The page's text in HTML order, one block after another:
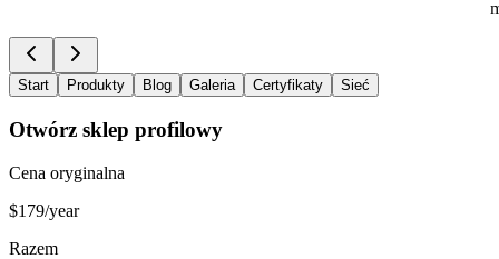
Start Produkty Blog Galeria Certyfikaty Sieć
Otwórz sklep profilowy
Cena oryginalna
$179/year
Razem